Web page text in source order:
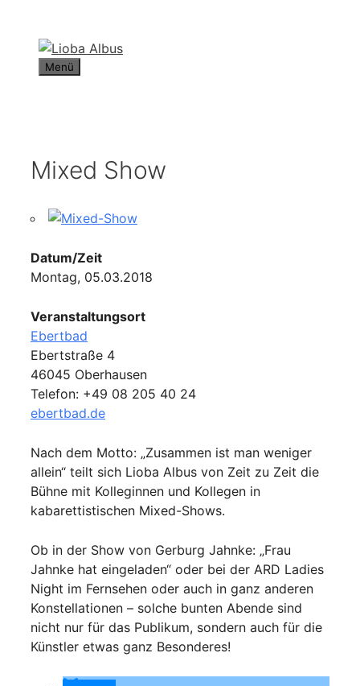
springen
Menü
Mixed Show
Datum/Zeit
Montag, 05.03.2018
Veranstaltungsort
Ebertbad
Ebertstraße 4
46045 Oberhausen
Telefon: +49 08 205 40 24
ebertbad.de
Nach dem Motto: „Zusammen ist man weniger
allein“ teilt sich Lioba Albus von Zeit zu Zeit die
Bühne mit Kolleginnen und Kollegen in
kabarettistischen Mixed-Shows.
Ob in der Show von Gerburg Jahnke: „Frau
Jahnke hat eingeladen“ oder bei der ARD Ladies
Night im Fernsehen oder auch in ganz anderen
Konstellationen – solche bunten Abende sind
nicht nur für das Publikum, sondern auch für die
Künstler etwas ganz Besonderes!